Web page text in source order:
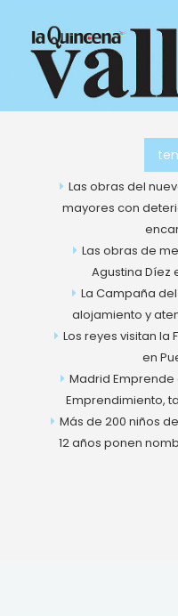
contenido
Las obras del
mayores con
Las obras de
Agustina Díez
La Campaña
alojamiento y
Los reyes visitan la
en
Madrid
Emprendimiento,
Más de 200 niños
12 años ponen